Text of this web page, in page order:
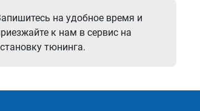
на удобное время и
к нам в сервис на
тюнинга.